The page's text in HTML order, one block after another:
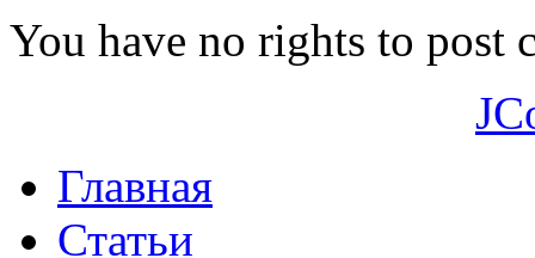
You have no rights to post
Главная
Статьи